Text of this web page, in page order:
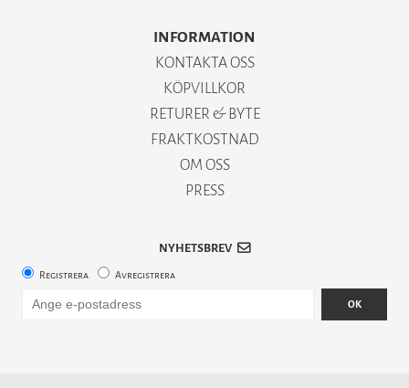
INFORMATION
KONTAKTA OSS
KÖPVILLKOR
RETURER & BYTE
FRAKTKOSTNAD
OM OSS
PRESS
NYHETSBREV
Registrera Avregistrera
OK